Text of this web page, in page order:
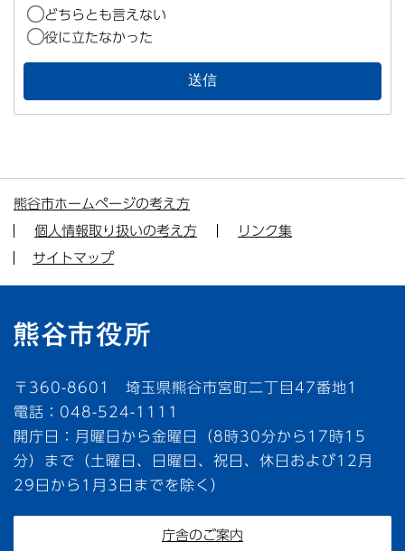
どちらとも言えない
役に立たなかった
熊谷市ホームページの考え方
個人情報取り扱いの考え方
リンク集
サイトマップ
〒360-8601 埼玉県熊谷市宮町二丁目47番地1
電話：048-524-1111
開庁日：月曜日から金曜日（8時30分から17時15
分）まで（土曜日、日曜日、祝日、休日および12月
29日から1月3日までを除く）
庁舎のご案内